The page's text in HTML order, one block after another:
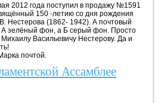
2012 года поступил в продажу №1591
150 -летию со дня рождения
Нестерова (1862- 1942). А почтовый
А зелёный фон, а Б серый фон. Просто
Васильевичу Нестерову. Да и
на радость!
почтой.
Ассамблее